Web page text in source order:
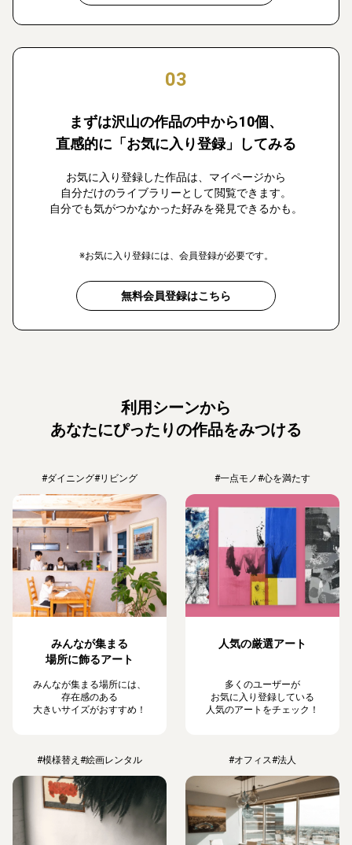
03
まずは沢山の作品の中から10個、
直感的に「お気に入り登録」してみる
お気に入り登録した作品は、マイページから
自分だけのライブラリーとして閲覧できます。
自分でも気がつかなかった好みを発見できるかも。
※お気に入り登録には、会員登録が必要です。
無料会員登録はこちら
利用シーンから
あなたにぴったりの作品をみつける
#ダイニング#リビング
みんなが集まる
場所に飾るアート
みんなが集まる場所には、
存在感のある
大きいサイズがおすすめ！
#一点モノ#心を満たす
人気の厳選アート
多くのユーザーが
お気に入り登録している
人気のアートをチェック！
#模様替え #絵画レンタル #オフィス#法人